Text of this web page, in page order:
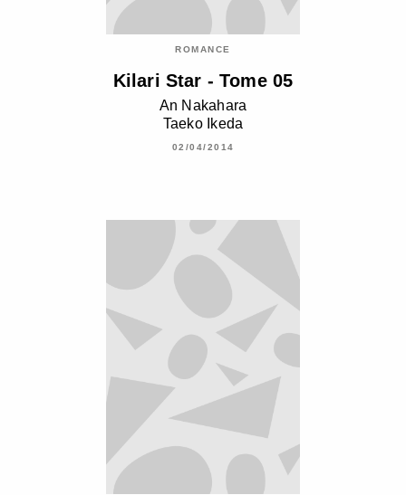
ROMANCE
Kilari Star - Tome 05
An Nakahara
Taeko Ikeda
02/04/2014